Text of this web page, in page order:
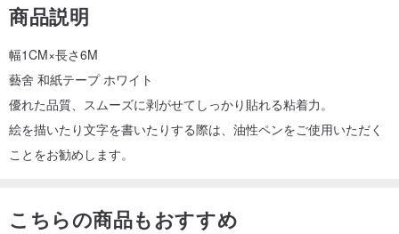
商品説明
幅1CM×長さ6M
藝舍 和紙テープ ホワイト
優れた品質、スムーズに剥がせてしっかり貼れる粘着力。
絵を描いたり文字を書いたりする際は、油性ペンをご使用いただく
ことをお勧めします。
こちらの商品もおすすめ